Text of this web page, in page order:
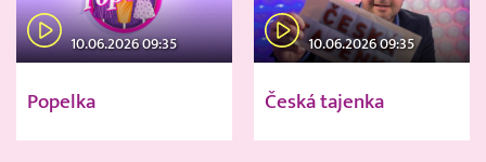
10.06.2026 09:35
Popelka
10.06.2026 09:35
Česká tajenka